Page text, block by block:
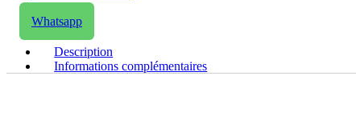
Email us
Whatsapp
Description
Informations complémentaires